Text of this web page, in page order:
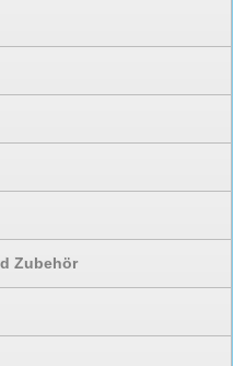
Zubehör